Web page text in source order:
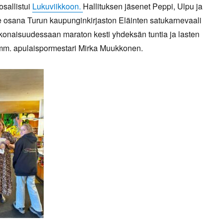
Lukuviikkoon. Hallituksen jäsenet Peppi, Ulpu ja
Turun kaupunginkirjaston Eläinten satukarnevaali
maraton kesti yhdeksän tuntia ja lasten
apulaispormestari Mirka Muukkonen.